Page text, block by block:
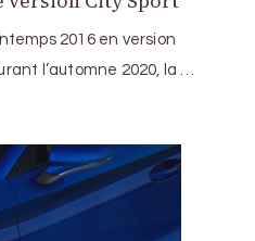
2016 en version
l’automne 2020, la …